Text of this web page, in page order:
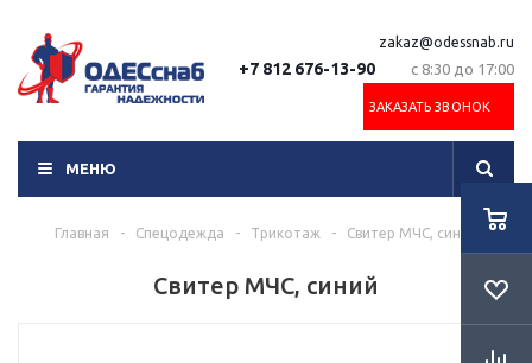
+7 812 676-13-90
zakaz@odessnab.ru
с 8:30 до 17:00
ЗАКАЗАТЬ ЗВОНОК
МЕНЮ
Главная - Спецодежда - Трикотаж - Свитер МЧС, синий
Свитер МЧС, синий